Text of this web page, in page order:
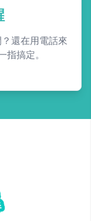
還在用電話來
指搞定。